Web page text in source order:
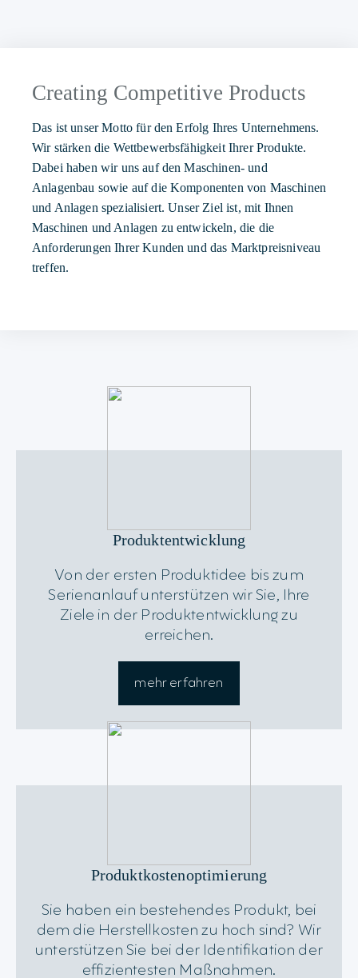
Creating Competitive Products
Das ist unser Motto für den Erfolg Ihres Unternehmens.
Wir stärken die Wettbewerbsfähigkeit Ihrer Produkte.
Dabei haben wir uns auf den Maschinen- und
Anlagenbau sowie auf die Komponenten von Maschinen
und Anlagen spezialisiert. Unser Ziel ist, mit Ihnen
Maschinen und Anlagen zu entwickeln, die die
Anforderungen Ihrer Kunden und das Marktpreisniveau
treffen.
Produktentwicklung
Von der ersten Produktidee bis zum
Serienanlauf unterstützen wir Sie, Ihre
Ziele in der Produktentwicklung zu
erreichen.
mehr erfahren
Produktkostenoptimierung
Sie haben ein bestehendes Produkt, bei
dem die Herstellkosten zu hoch sind? Wir
unterstützen Sie bei der Identifikation der
effizientesten Maßnahmen.